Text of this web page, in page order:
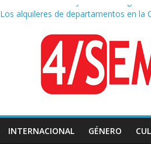
Los alquileres de departamentos en la
Represión frente al Congreso: tres
Sturzenegger defendió la Ley de
Sáenz endurece su postura: rechaza
INTERNACIONAL GÉNERO